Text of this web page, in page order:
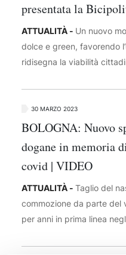
presentata la
ATTUALITÀ - Un nuovo
dolce e green, favorendo
ridisegna la viabilità
15 linee. Un sistema di
identificabili, segnalati
urbane e le principali
anche il sito con tutte le
www.bicipolitanaforli.it
30 MARZO 2023
BOLOGNA: Nuovo
dogane in memoria
covid | VIDEO
ATTUALITÀ - Taglio del
commozione da parte del
per anni in prima linea
colleghi hanno dedicato